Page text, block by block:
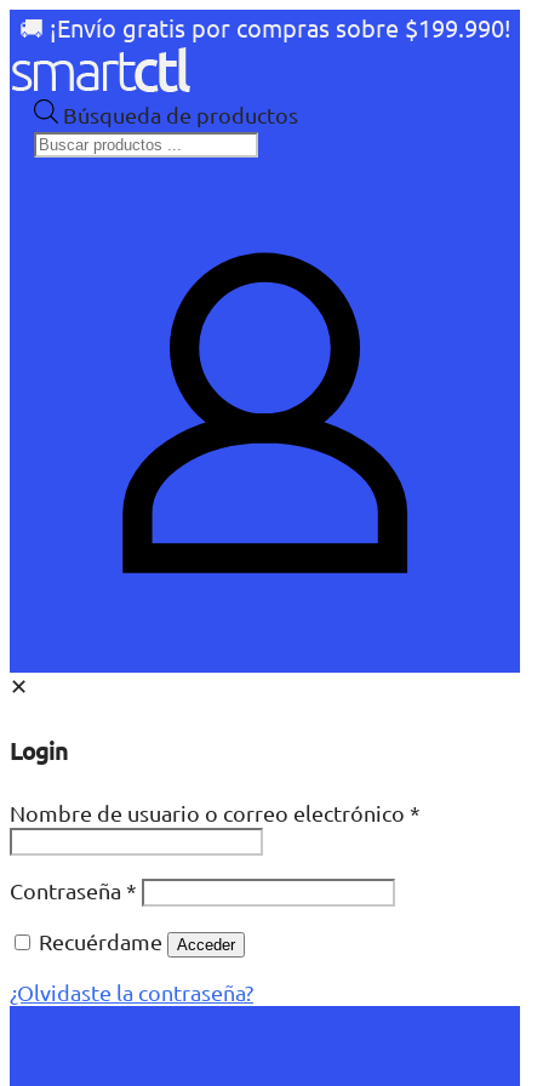
🚚 ¡Envío gratis por compras sobre $199.990!
Búsqueda de productos
✕
Login
Nombre de usuario o correo electrónico *
Contraseña *
Recuérdame
Acceder
¿Olvidaste la contraseña?